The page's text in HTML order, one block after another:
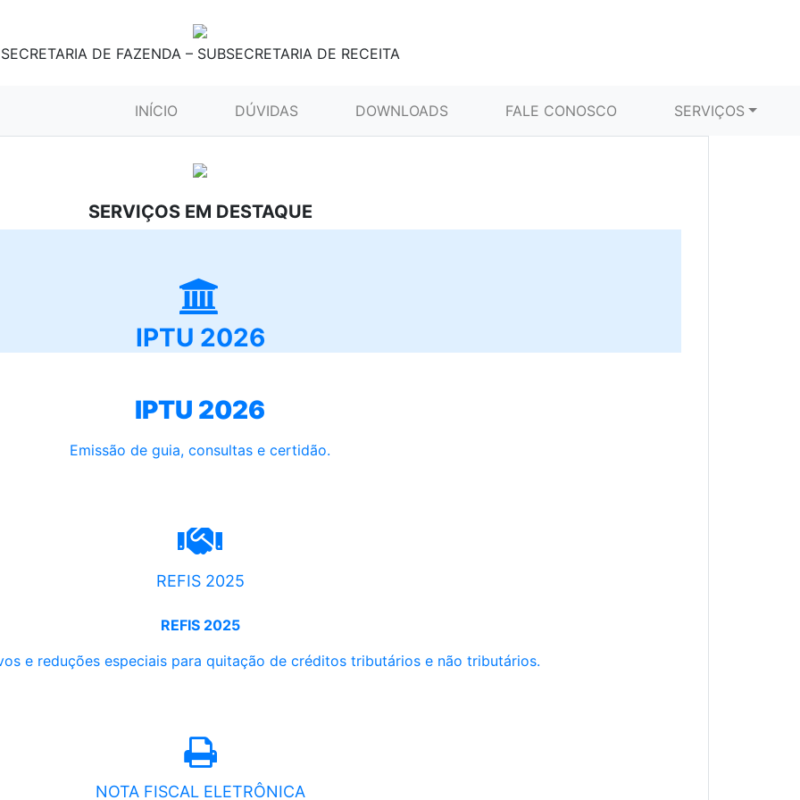
SECRETARIA DE FAZENDA – SUBSECRETARIA DE RECEITA
INÍCIO (CURRENT)DÚVIDAS DOWNLOADS FALE CONOSCO SERVIÇOS
SERVIÇOS EM DESTAQUE
IPTU 2026
IPTU 2026
Emissão de guia, consultas e certidão.
REFIS 2025
REFIS 2025
e reduções especiais para quitação de créditos tributários e não tributários.
NOTA FISCAL ELETRÔNICA